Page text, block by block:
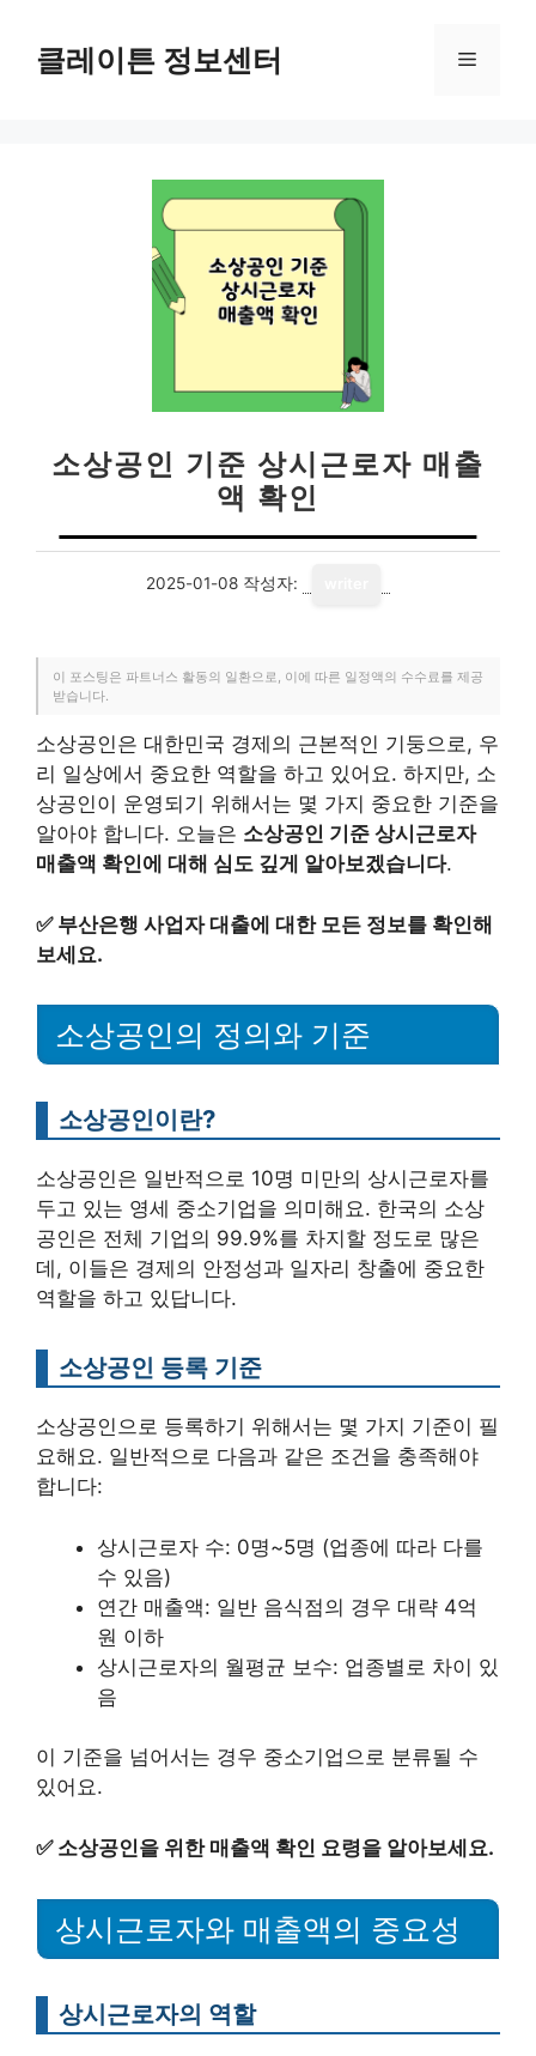
클레이튼 정보센터 메
소상공인 기준 상시근로자 매출
액 확인
2025-01-08 작성자:
이 포스팅은 파트너스 활동의 일환으로, 이에 따른 일정액의 수수료를 제공
받습니다.
소상공인은 대한민국 경제의 근본적인 기둥으로, 우
리 일상에서 중요한 역할을 하고 있어요. 하지만, 소
상공인이 운영되기 위해서는 몇 가지 중요한 기준을
알아야 합니다. 오늘은 소상공인 기준 상시근로자
매출액 확인에 대해 심도 깊게 알아보겠습니다.
✅ 부산은행 사업자 대출에 대한 모든 정보를 확인해
보세요.
소상공인의 정의와 기준
소상공인이란?
소상공인은 일반적으로 10명 미만의 상시근로자를
두고 있는 영세 중소기업을 의미해요. 한국의 소상
공인은 전체 기업의 99.9%를 차지할 정도로 많은
데, 이들은 경제의 안정성과 일자리 창출에 중요한
역할을 하고 있답니다.
소상공인 등록 기준
소상공인으로 등록하기 위해서는 몇 가지 기준이 필
요해요. 일반적으로 다음과 같은 조건을 충족해야
합니다:
상시근로자 수: 0명~5명 (업종에 따라 다를
수 있음)
연간 매출액: 일반 음식점의 경우 대략 4억
원 이하
상시근로자의 월평균 보수: 업종별로 차이 있
음
이 기준을 넘어서는 경우 중소기업으로 분류될 수
있어요.
✅ 소상공인을 위한 매출액 확인 요령을 알아보세요.
상시근로자와 매출액의 중요성
상시근로자의 역할